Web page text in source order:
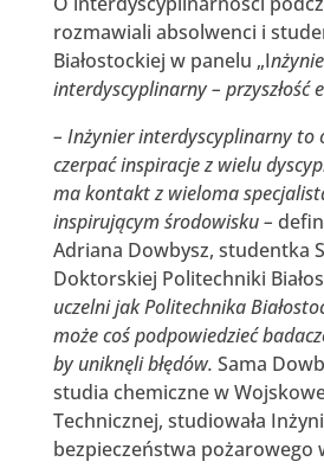
rozmawiali absolwenci i
Białostockiej w panelu „I
interdyscyplinarny – przyszłość
– Inżynier interdyscyplinarny to
czerpać inspiracje z wielu
ma kontakt z wieloma
inspirującym środowisku –
Adriana Dowbysz, studentka
Doktorskiej Politechniki
uczelni jak Politechnika
może coś podpowiedzieć
by uniknęli błędów. Sama
studia chemiczne w
Technicznej, studiowała
bezpieczeństwa pożarowego